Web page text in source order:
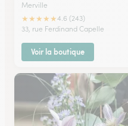
Merville
★★★★★4.6 (243)
33, rue Ferdinand Capelle
Voir la boutique